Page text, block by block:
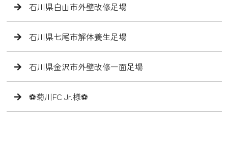
石川県白山市外壁改修足場
石川県七尾市解体養生足場
石川県金沢市外壁改修一面足場
⚽️菊川FC Jr.様⚽️